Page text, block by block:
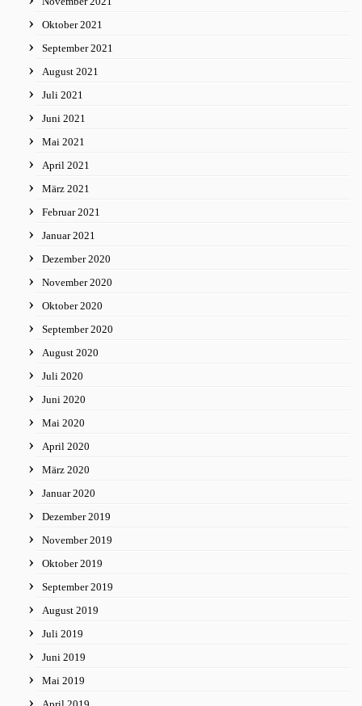
Oktober 2021
September 2021
August 2021
Juli 2021
Juni 2021
Mai 2021
April 2021
März 2021
Februar 2021
Januar 2021
Dezember 2020
November 2020
Oktober 2020
September 2020
August 2020
Juli 2020
Juni 2020
Mai 2020
April 2020
März 2020
Januar 2020
Dezember 2019
November 2019
Oktober 2019
September 2019
August 2019
Juli 2019
Juni 2019
Mai 2019